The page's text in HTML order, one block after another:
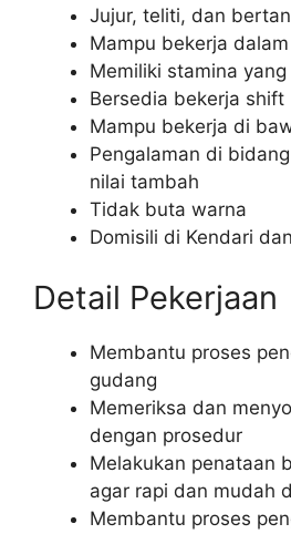
Jujur, teliti, dan
Mampu bekerja
Memiliki stamina
Bersedia bekerja shift
Mampu bekerja di
Pengalaman di
nilai tambah
Tidak buta warna
Domisili di Kendari
Detail Pekerjaan
Membantu proses
gudang
Memeriksa dan
dengan prosedur
Melakukan penataan
agar rapi dan mudah
Membantu proses